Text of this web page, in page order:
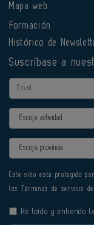
Mapa web
Formación
Histórico de
Suscríbase a
Email
Actividad
Provincia
Este sitio está protegido
los Términos de servicio
He leído y entiendo la